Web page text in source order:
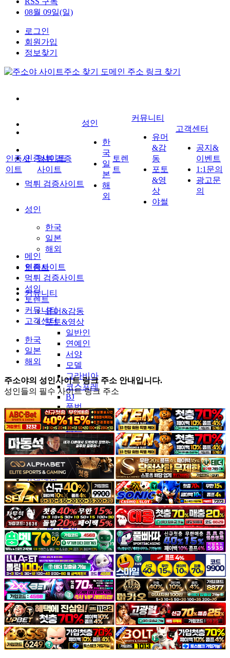
08월 09일(일)
로그인
회원가입
정보찾기
인증사이트
먹튀 검증사이트
성인
한국
일본
해외
토렌트
커뮤니티
유머&감동
포토&영상
일반인
연예인
서양
모델
그라비아
코스프레
BJ
품번
후방주의
움짤
스포츠
기타
야썰
고객센터
공지&이벤트
공지
1:1문의
광고문의
인증사
이트
먹튀 검증
사이트
성인
한
국
일
본
해
외
토렌
트
커뮤니티
유머
&감
동
포토
&영
상
야썰
고객센터
공지&
이벤트
1:1문의
광고문
의
메인
인증사이트
먹튀 검증사이트
성인
토렌트
커뮤니티
고객센터
한국
일본
해외
주소야의 성인사이트 링크 주소 안내입니다.
성인들의 필수 사이트 링크 주소